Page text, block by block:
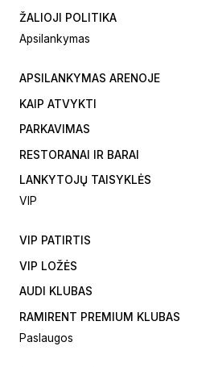
ŽALIOJI POLITIKA
Apsilankymas
APSILANKYMAS ARENOJE
KAIP ATVYKTI
PARKAVIMAS
RESTORANAI IR BARAI
LANKYTOJŲ TAISYKLĖS
VIP
VIP PATIRTIS
VIP LOŽĖS
AUDI KLUBAS
RAMIRENT PREMIUM KLUBAS
Paslaugos